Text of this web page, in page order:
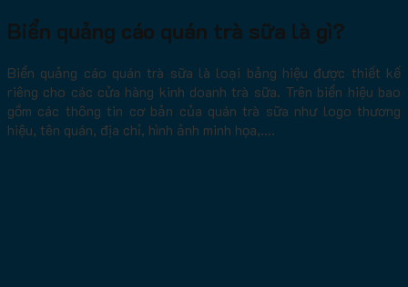
Biển quảng cáo quán trà sữa là gì?
Biển quảng cáo quán trà sữa là loại bảng hiệu được thiết kế
riêng cho các cửa hàng kinh doanh trà sữa. Trên biển hiệu bao
gồm các thông tin cơ bản của quán trà sữa như logo thương
hiệu, tên quán, địa chỉ, hình ảnh minh họa,….